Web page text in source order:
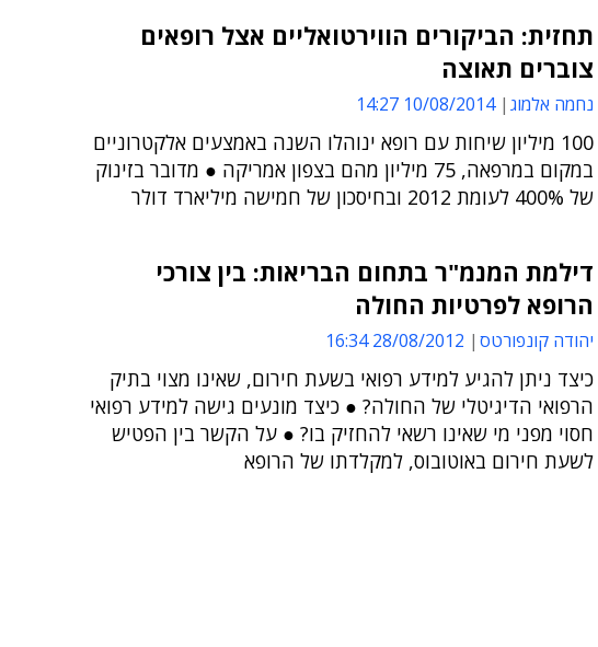
תחזית: הביקורים הווירטואליים אצל רופאים
צוברים תאוצה
נחמה אלמוג 10/08/2014 14:27
100 מיליון שיחות עם רופא ינוהלו השנה באמצעים אלקטרוניים
במקום במרפאה, 75 מיליון מהם בצפון אמריקה ● מדובר בזינוק
של 400% לעומת 2012 ובחיסכון של חמישה מיליארד דולר
דילמת המנמ"ר בתחום הבריאות: בין צורכי
הרופא לפרטיות החולה
יהודה קונפורטס 28/08/2012 16:34
כיצד ניתן להגיע למידע רפואי בשעת חירום, שאינו מצוי בתיק
הרפואי הדיגיטלי של החולה? ● כיצד מונעים גישה למידע רפואי
חסוי מפני מי שאינו רשאי להחזיק בו? ● על הקשר בין הפטיש
לשעת חירום באוטובוס, למקלדתו של הרופא